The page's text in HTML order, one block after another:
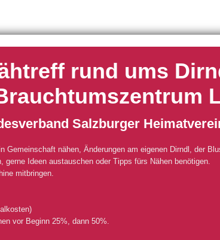
rund ums
Salzburger
Gemeinschaft nähen, Änderungen am eigenen Dirndl, der
gerne Ideen austauschen oder Tipps fürs Nähen benötigen.
mitbringen.
vor Beginn 25%, dann 50%.